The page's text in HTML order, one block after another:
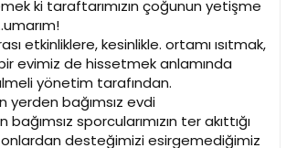
ki taraftarımızın çoğunun yetişme
etkinliklere, kesinlikle. ortamı ısıtmak,
evimiz de hissetmek anlamında
yönetim tarafından.
bağımsız evdi
sporcularımızın ter akıttığı
desteğimizi esirgemediğimiz